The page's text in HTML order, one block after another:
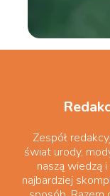
Zespół
świat urody,
naszą wiedzą
najbardziej